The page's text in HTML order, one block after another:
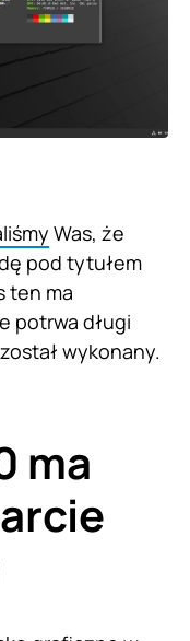
Was, że
pod tytułem
ten ma
potrwa długi
wykonany.
ma